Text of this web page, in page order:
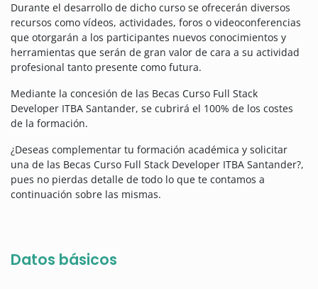
Durante el desarrollo de dicho curso se ofrecerán diversos
recursos como vídeos, actividades, foros o videoconferencias
que otorgarán a los participantes nuevos conocimientos y
herramientas que serán de gran valor de cara a su actividad
profesional tanto presente como futura.
Mediante la concesión de las Becas Curso Full Stack
Developer ITBA Santander, se cubrirá el 100% de los costes
de la formación.
¿Deseas complementar tu formación académica y solicitar
una de las Becas Curso Full Stack Developer ITBA Santander?,
pues no pierdas detalle de todo lo que te contamos a
continuación sobre las mismas.
Datos básicos